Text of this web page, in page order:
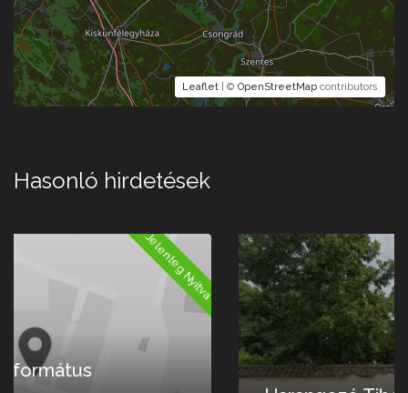
Leaflet | © OpenStreetMap contributors
Hasonló hirdetések
Jelenleg Nyitva